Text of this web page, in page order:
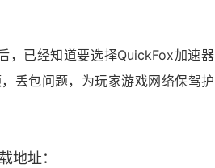
，已经知道要选择QuickFox加速器
丢包问题，为玩家游戏网络保驾护
地址：